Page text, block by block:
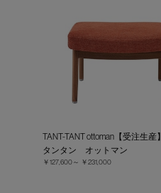
TANT-TANT ottoman【受注生産】
タンタン オットマン
￥127,600～ ￥231,000